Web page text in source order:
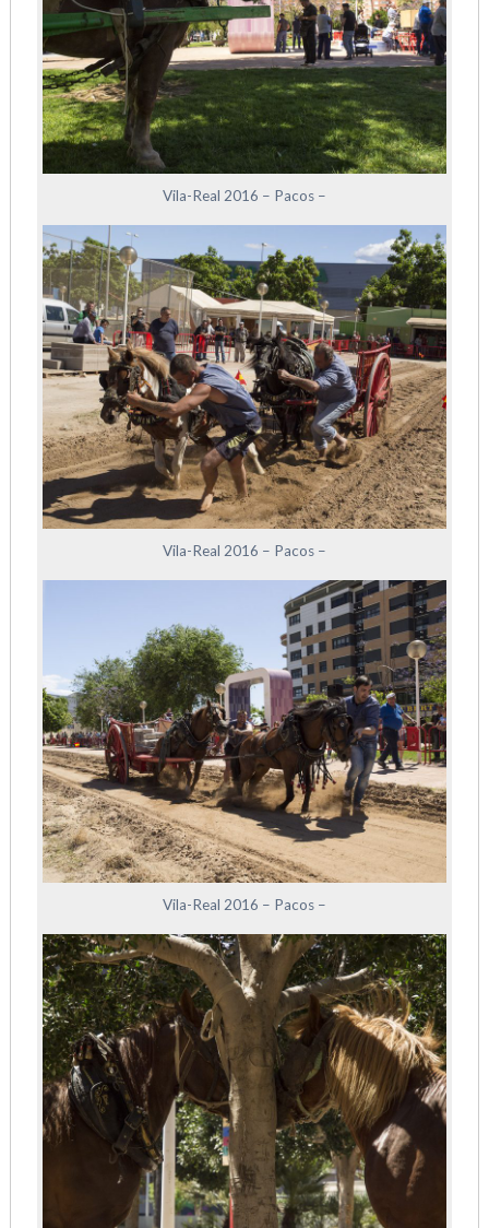
Vila-Real 2016 – Pacos –
Vila-Real 2016 – Pacos –
Vila-Real 2016 – Pacos –